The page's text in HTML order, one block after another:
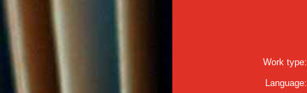
Work type:
Language: